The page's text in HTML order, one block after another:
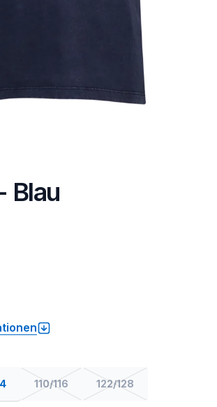
Blau
110/116 122/128